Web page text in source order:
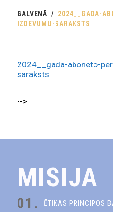
GALVENĀ
2024__GADA-
IZDEVUMU-SARAKSTS
2024__gada-aboneto-
saraksts
-->
MISIJA
01.
ĒTIKAS PRINCIPOS